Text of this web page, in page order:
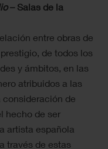
– Salas de la
entre obras de
de todos los
y ámbitos, en las
atribuidos a las
consideración de
hecho de ser
artista española
través de estas